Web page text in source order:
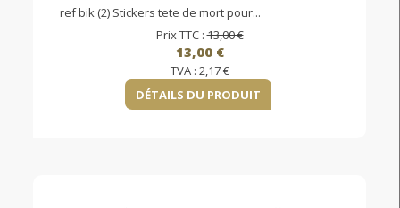
ref bik (2) Stickers tete de mort pour...
Prix TTC :13,00 €
13,00 €
TVA : 2,17 €
DÉTAILS DU PRODUIT